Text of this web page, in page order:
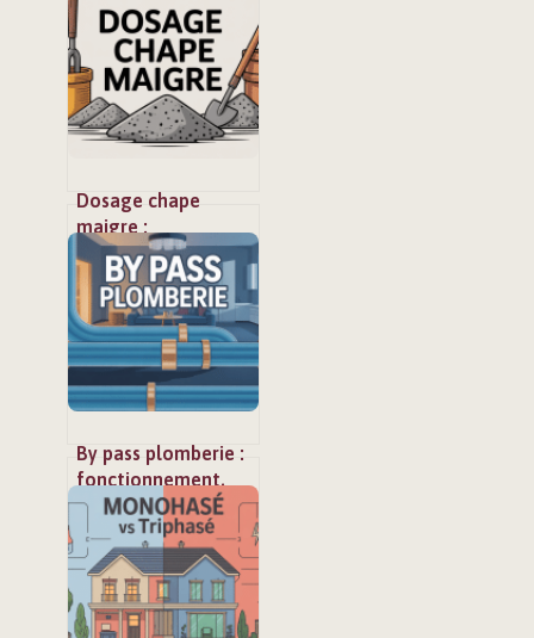
Dosage chape
maigre :
proportions,
épaisseur et
conseils de mise en
œuvre
By pass plomberie :
fonctionnement,
utilité et
installation
expliqués
simplement